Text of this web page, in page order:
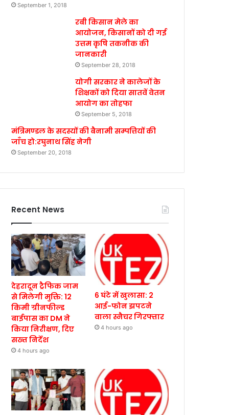
September 1, 2018
रबी किसान मेले का
आयोजन, किसानों को दी गई
उत्तम कृषि तकनीक की
जानकारी
September 28, 2018
योगी सरकार ने कालेजों के
शिक्षकों को दिया सातवें वेतन
आयोग का तोहफा
September 5, 2018
मंत्रिमण्डल के सदस्यों की बैनामी सम्पत्तियों की
जाँच हो:रघुनाथ सिंह नेगी
September 20, 2018
Recent News
देहरादून ट्रैफिक जाम
से मिलेगी मुक्ति: 12
किमी ग्रीनफील्ड
बाईपास का DM ने
किया निरीक्षण, दिए
सख्त निर्देश
4 hours ago
6 घंटे में खुलासा: 2
आई-फोन झपटने
वाला स्नैचर गिरफ्तार
4 hours ago